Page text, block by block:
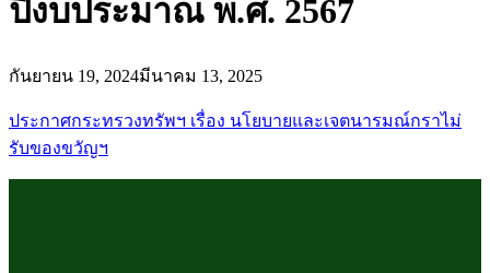
ปีงบประมาณ พ.ศ. 2567
กันยายน 19, 2024มีนาคม 13, 2025
ประกาศกระทรวงทรัพฯ เรื่อง นโยบายและเจตนารมณ์กราไม่
รับของขวัญฯ